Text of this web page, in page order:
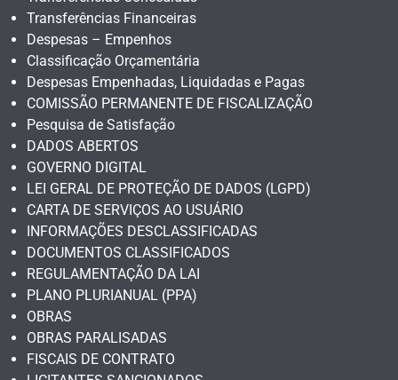
Transferências Financeiras
Despesas – Empenhos
Classificação Orçamentária
Despesas Empenhadas, Liquidadas e Pagas
COMISSÃO PERMANENTE DE FISCALIZAÇÃO
Pesquisa de Satisfação
DADOS ABERTOS
GOVERNO DIGITAL
LEI GERAL DE PROTEÇÃO DE DADOS (LGPD)
CARTA DE SERVIÇOS AO USUÁRIO
INFORMAÇÕES DESCLASSIFICADAS
DOCUMENTOS CLASSIFICADOS
REGULAMENTAÇÃO DA LAI
PLANO PLURIANUAL (PPA)
OBRAS
OBRAS PARALISADAS
FISCAIS DE CONTRATO